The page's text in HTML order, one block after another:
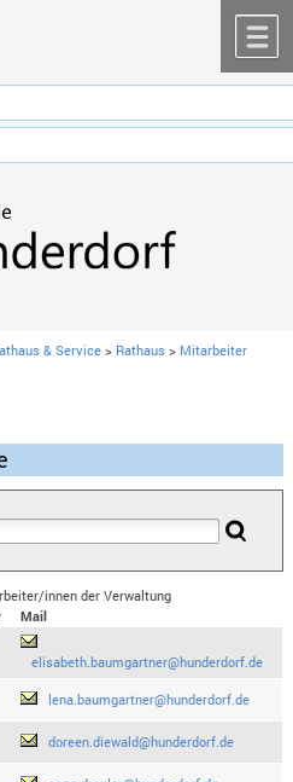
& Service> Rathaus > Mitarbeiter
innen der Verwaltung
Mail
elisabeth.baumgartner@hunderdorf.de
lena.baumgartner@hunderdorf.de
doreen.diewald@hunderdorf.de